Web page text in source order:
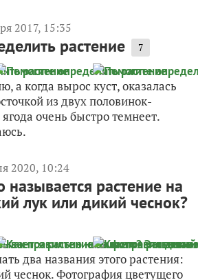
2017, 15:35
растение 7
а когда вырос куст, оказалась
из двух половинок-
очень быстро темнеет.
2020, 10:24
называется растение на
лук или дикий чеснок?
два названия этого растения:
чеснок. Фотография цветущего